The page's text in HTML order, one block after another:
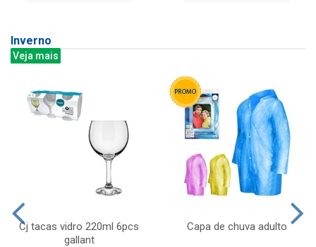
Inverno
Veja mais
Cj tacas vidro 220ml 6pcs
gallant
Capa de chuva adulto